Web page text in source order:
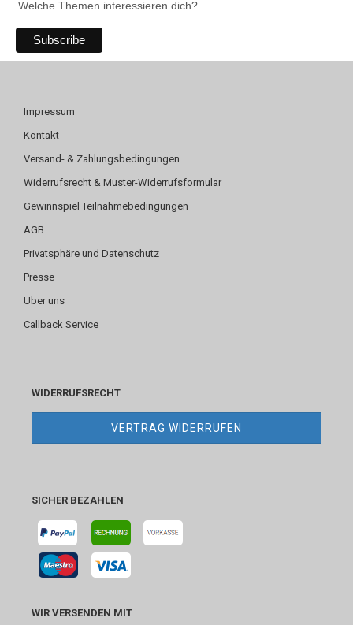
Welche Themen interessieren dich?
Impressum
Kontakt
Versand- & Zahlungsbedingungen
Widerrufsrecht & Muster-Widerrufsformular
Gewinnspiel Teilnahmebedingungen
AGB
Privatsphäre und Datenschutz
Presse
Über uns
Callback Service
WIDERRUFSRECHT
VERTRAG WIDERRUFEN
SICHER BEZAHLEN
WIR VERSENDEN MIT